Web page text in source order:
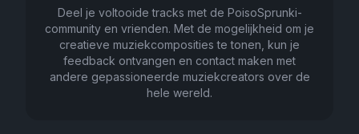
Deel je voltooide tracks met de PoisoSprunki-
community en vrienden. Met de mogelijkheid om je
creatieve muziekcomposities te tonen, kun je
feedback ontvangen en contact maken met
andere gepassioneerde muziekcreators over de
hele wereld.